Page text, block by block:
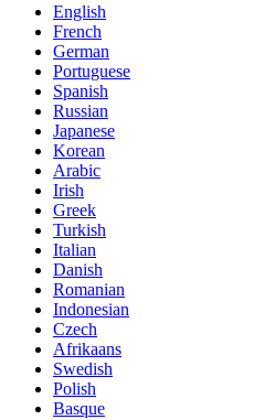
English
French
German
Portuguese
Spanish
Russian
Japanese
Korean
Arabic
Irish
Greek
Turkish
Italian
Danish
Romanian
Indonesian
Czech
Afrikaans
Swedish
Polish
Basque